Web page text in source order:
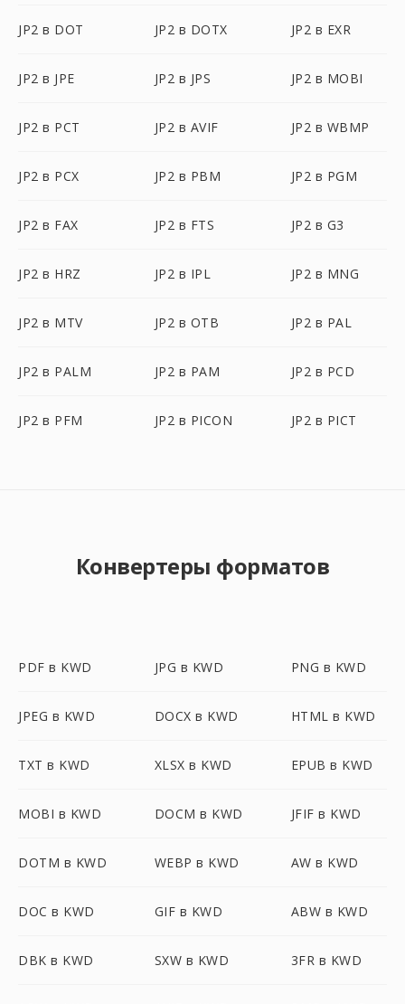
JP2 в DOT JP2 в DOTX JP2 в EXR
JP2 в JPE JP2 в JPS JP2 в MOBI
JP2 в PCT JP2 в AVIF JP2 в WBMP
JP2 в PCX JP2 в PBM JP2 в PGM
JP2 в FAX JP2 в FTS JP2 в G3
JP2 в HRZ JP2 в IPL JP2 в MNG
JP2 в MTV JP2 в OTB JP2 в PAL
JP2 в PALM JP2 в PAM JP2 в PCD
JP2 в PFM JP2 в PICON JP2 в PICT
Конвертеры форматов
PDF в KWD JPG в KWD PNG в KWD
JPEG в KWD DOCX в KWD HTML в KWD
TXT в KWD XLSX в KWD EPUB в KWD
MOBI в KWD DOCM в KWD JFIF в KWD
DOTM в KWD WEBP в KWD AW в KWD
DOC в KWD GIF в KWD ABW в KWD
DBK в KWD SXW в KWD 3FR в KWD